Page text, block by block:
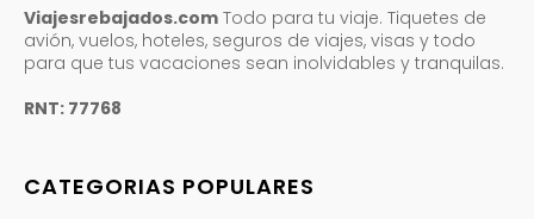
Viajesrebajados.com Todo para tu viaje. Tiquetes de
avión, vuelos, hoteles, seguros de viajes, visas y todo
para que tus vacaciones sean inolvidables y tranquilas.
RNT: 77768
CATEGORIAS POPULARES